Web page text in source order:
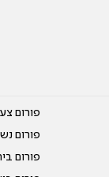
פורום
פורום
פורום